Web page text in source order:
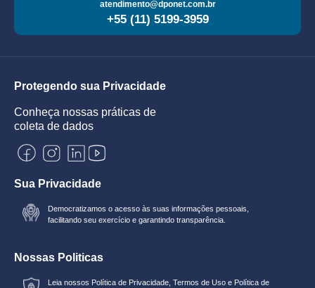
atendimento@dponet.com.br
+55 (11) 5199-3959
Protegendo sua Privacidade
Conheça nossas práticas de
coleta de dados
Sua Privacidade
Democratizamos o acesso às suas informações pessoais,
facilitando seu exercício e garantindo transparência.
Nossas Politicas
Leia nossos Política de Privacidade ,Termos de Uso e Política de